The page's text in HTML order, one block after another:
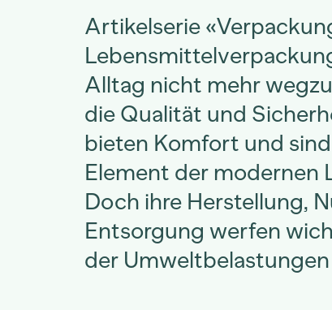
Artikelserie
Alltag nicht mehr
die Qualität und
bieten Komfort und
Element der modernen
Doch ihre Herstellung,
Entsorgung werfen
der Umweltbelastungen